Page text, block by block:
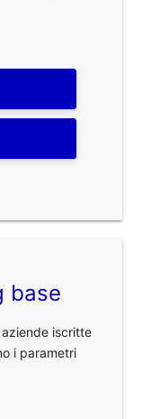
base
iscritte
i parametri